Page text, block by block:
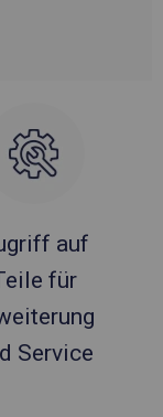
auf
für
Service